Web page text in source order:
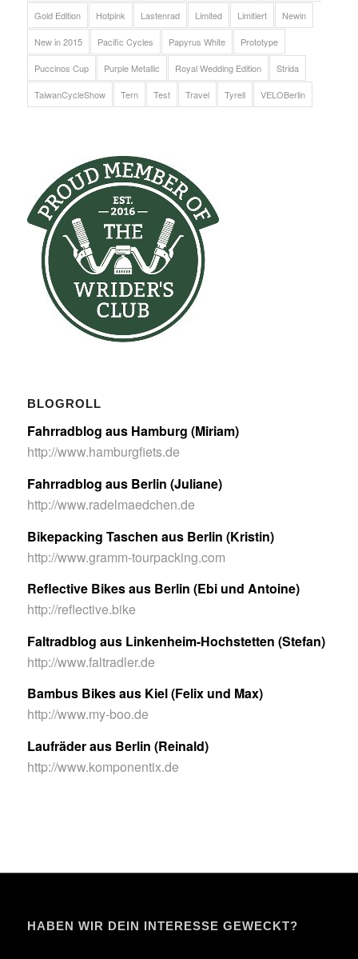
Gold Edition Hotpink Lastenrad Limited Limitiert Newin
New in 2015 Pacific Cycles Papyrus White Prototype
Puccinos Cup Purple Metallic Royal Wedding Edition Strida
TaiwanCycleShow Tern Test Travel Tyrell VELOBerlin
BLOGROLL
Fahrradblog aus Hamburg (Miriam)
http://www.hamburgfiets.de
Fahrradblog aus Berlin (Juliane)
http://www.radelmaedchen.de
Bikepacking Taschen aus Berlin (Kristin)
http://www.gramm-tourpacking.com
Reflective Bikes aus Berlin (Ebi und Antoine)
http://reflective.bike
Faltradblog aus Linkenheim-Hochstetten (Stefan)
http://www.faltradler.de
Bambus Bikes aus Kiel (Felix und Max)
http://www.my-boo.de
Laufräder aus Berlin (Reinald)
http://www.komponentix.de
HABEN WIR DEIN INTERESSE GEWECKT?